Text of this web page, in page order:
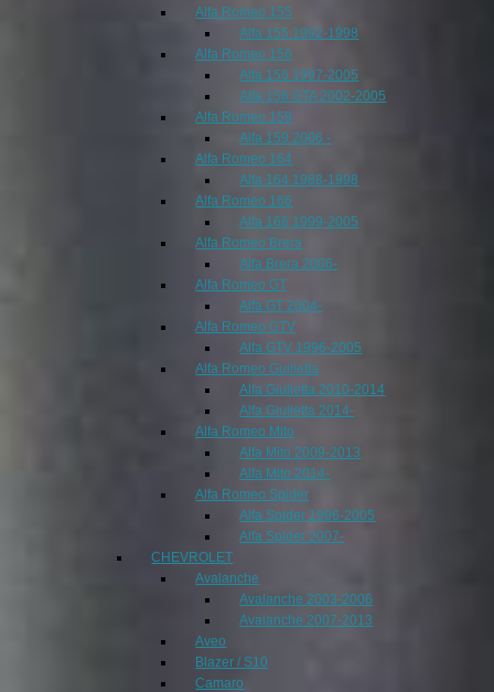
Alfa Romeo 155
Alfa 155 1992-1998
Alfa Romeo 156
Alfa 156 1997-2005
Alfa 156 GTA 2002-2005
Alfa Romeo 159
Alfa 159 2006 -
Alfa Romeo 164
Alfa 164 1988-1998
Alfa Romeo 166
Alfa 166 1999-2005
Alfa Romeo Brera
Alfa Brera 2006-
Alfa Romeo GT
Alfa GT 2004-
Alfa Romeo GTV
Alfa GTV 1996-2005
Alfa Romeo Guilietta
Alfa Giulietta 2010-2014
Alfa Giulietta 2014-
Alfa Romeo Mito
Alfa Mito 2009-2013
Alfa Mito 2014-
Alfa Romeo Spider
Alfa Spider 1996-2005
Alfa Spider 2007-
CHEVROLET
Avalanche
Avalanche 2003-2006
Avalanche 2007-2013
Aveo
Blazer / S10
Camaro